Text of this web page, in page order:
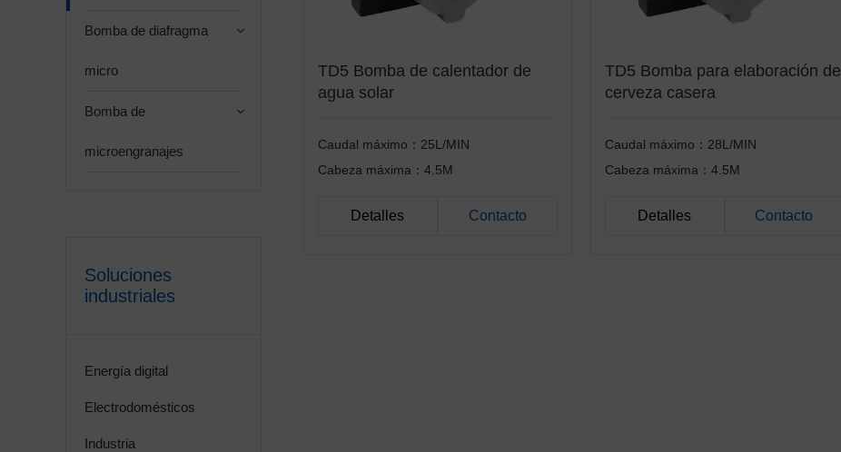
Bomba de diafragma
micro
Bomba de
microengranajes
Soluciones
industriales
Energía digital
Electrodomésticos
Industria
TD5 Bomba de calentador de
agua solar
Caudal máximo：25L/MIN
Cabeza máxima：4.5M
Detalles Contacto
TD5 Bomba para elaboración de
cerveza casera
Caudal máximo：28L/MIN
Cabeza máxima：4.5M
Detalles Contacto